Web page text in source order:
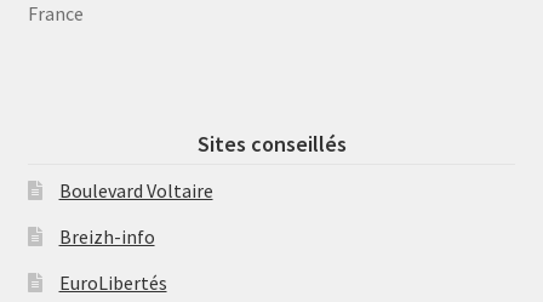
France
Sites conseillés
Boulevard Voltaire
Breizh-info
EuroLibertés